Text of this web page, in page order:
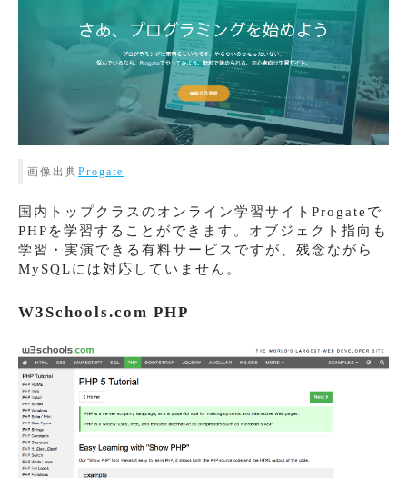
画像出典Progate
国内トップクラスのオンライン学習サイトProgateで
PHPを学習することができます。オブジェクト指向も
学習・実演できる有料サービスですが、残念ながら
MySQLには対応していません。
W3Schools.com PHP